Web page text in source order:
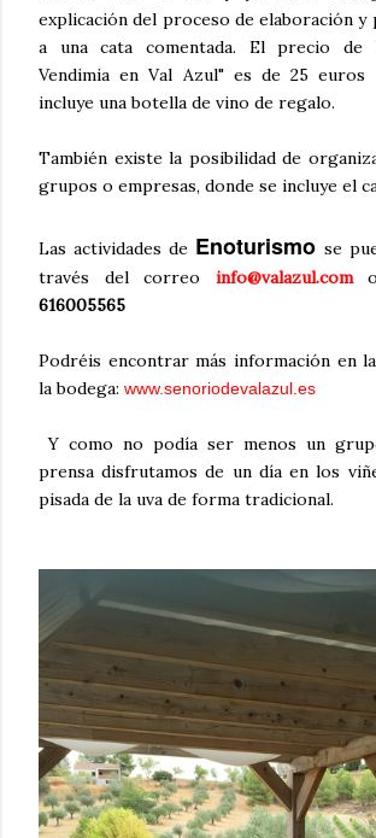
explicación del proceso de elaboración
a una cata comentada. El precio de
Vendimia en Val Azul" es de 25
incluye una botella de vino de regalo.
También existe la posibilidad de
grupos o empresas, donde se incluye el
Las actividades de Enoturismo se
través del correo info@valazul.com
616005565
Podréis encontrar más información en
la bodega: www.senoriodevalazul.es
Y como no podía ser menos un
prensa disfrutamos de un día en los
pisada de la uva de forma tradicional.